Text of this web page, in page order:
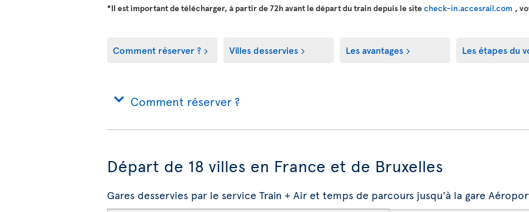
*Il est important de télécharger, à partir de 72h avant le départ du train depuis le sitecheck-in.accesrail.com ,
Comment réserver ? Villes desservies Les avantages Les étapes du
Comment réserver ?
Départ de 18 villes en France et de Bruxelles
Gares desservies par le service Train + Air et temps de parcours jusqu'à la gare